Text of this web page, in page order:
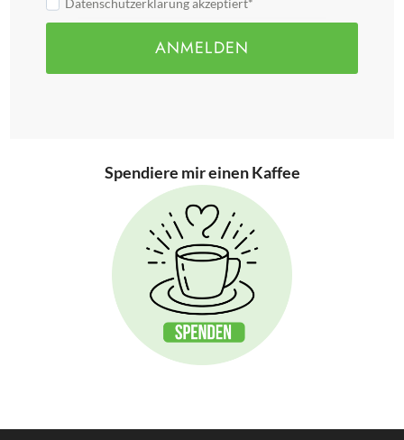
Datenschutzerklärung akzeptiert*
ANMELDEN
Spendiere mir einen Kaffee